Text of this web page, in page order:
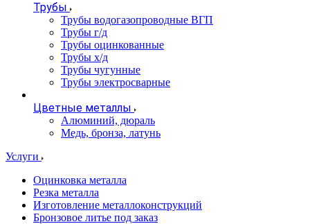
Трубы
Трубы водогазопроводные ВГП
Трубы г/д
Трубы оцинкованные
Трубы х/д
Трубы чугунные
Трубы электросварные
Цветные металлы
Алюминий, дюраль
Медь, бронза, латунь
Услуги
Оцинковка металла
Резка металла
Изготовление металлоконструкций
Бронзовое литье под заказ